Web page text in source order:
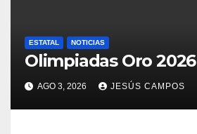
t
r
a
ESTATAL NOTICIAS
Olimpiadas Oro 2026
AGO 3, 2026 JESÚS CAMPOS